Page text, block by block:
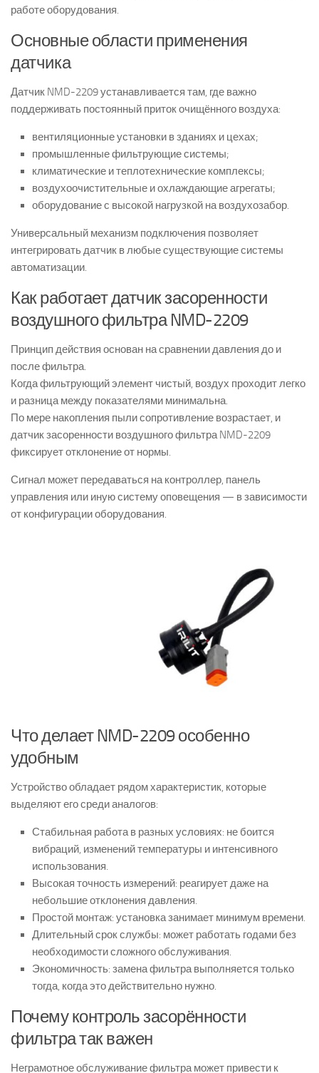
работе оборудования.
Основные области применения
датчика
Датчик NMD-2209 устанавливается там, где важно
поддерживать постоянный приток очищённого воздуха:
вентиляционные установки в зданиях и цехах;
промышленные фильтрующие системы;
климатические и теплотехнические комплексы;
воздухоочистительные и охлаждающие агрегаты;
оборудование с высокой нагрузкой на воздухозабор.
Универсальный механизм подключения позволяет
интегрировать датчик в любые существующие системы
автоматизации.
Как работает датчик засоренности
воздушного фильтра NMD-2209
Принцип действия основан на сравнении давления до и
после фильтра.
Когда фильтрующий элемент чистый, воздух проходит легко
и разница между показателями минимальна.
По мере накопления пыли сопротивление возрастает, и
датчик засоренности воздушного фильтра NMD-2209
фиксирует отклонение от нормы.
Сигнал может передаваться на контроллер, панель
управления или иную систему оповещения — в зависимости
от конфигурации оборудования.
Что делает NMD-2209 особенно
удобным
Устройство обладает рядом характеристик, которые
выделяют его среди аналогов:
Стабильная работа в разных условиях: не боится
вибраций, изменений температуры и интенсивного
использования.
Высокая точность измерений: реагирует даже на
небольшие отклонения давления.
Простой монтаж: установка занимает минимум времени.
Длительный срок службы: может работать годами без
необходимости сложного обслуживания.
Экономичность: замена фильтра выполняется только
тогда, когда это действительно нужно.
Почему контроль засорённости
фильтра так важен
Неграмотное обслуживание фильтра может привести к